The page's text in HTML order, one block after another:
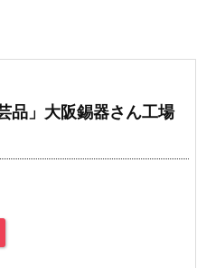
品」大阪錫器さん工場